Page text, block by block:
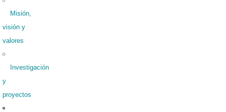
Misión,
visión y
valores
Investigación
y
proyectos